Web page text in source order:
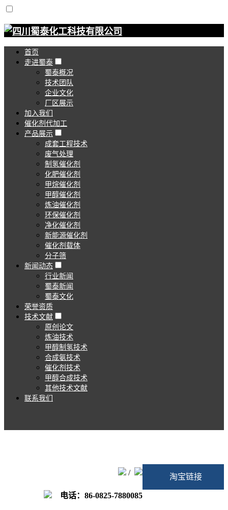
首页
走进蜀泰
蜀泰概况
技术团队
企业文化
厂区展示
加入我们
催化剂代加工
产品展示
成套工程技术
废气处理
制氢催化剂
化肥催化剂
甲烷催化剂
甲醇催化剂
炼油催化剂
环保催化剂
净化催化剂
新能源催化剂
催化剂载体
分子筛
新闻动态
行业新闻
蜀泰新闻
蜀泰文化
荣誉资质
技术文献
原创论文
炼油技术
甲醇制氢技术
合成氨技术
催化剂技术
甲醇合成技术
其他技术文献
联系我们
淘宝链接
/
电话：86-0825-7880085